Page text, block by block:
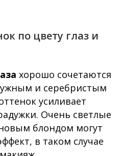
по цвету глаз и
хорошо сочетаются
и серебристым
усиливает
Очень светлые
блондом могут
в таком случае